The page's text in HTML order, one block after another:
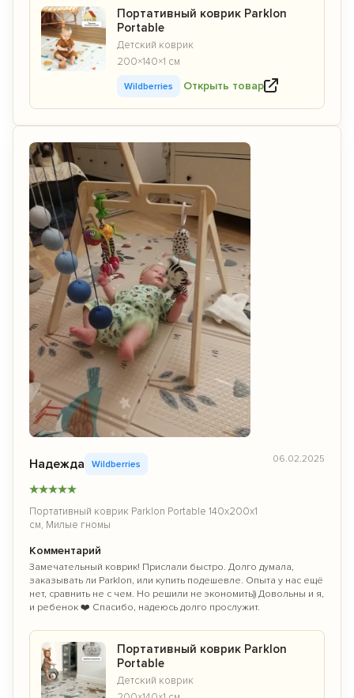
Портативный коврик Parklon
Portable
Детский коврик
200×140×1 см
Wildberries Открыть товар
Надежда Wildberries
★★★★★
Портативный коврик Parklon Portable 140x200x1
см, Милые гномы
06.02.2025
Комментарий
Замечательный коврик! Прислали быстро. Долго думала,
заказывать ли Parklon, или купить подешевле. Опыта у нас ещё
нет, сравнить не с чем. Но решили не экономить)) Довольны и я,
и ребенок ❤️ Спасибо, надеюсь долго прослужит.
Портативный коврик Parklon
Portable
Детский коврик